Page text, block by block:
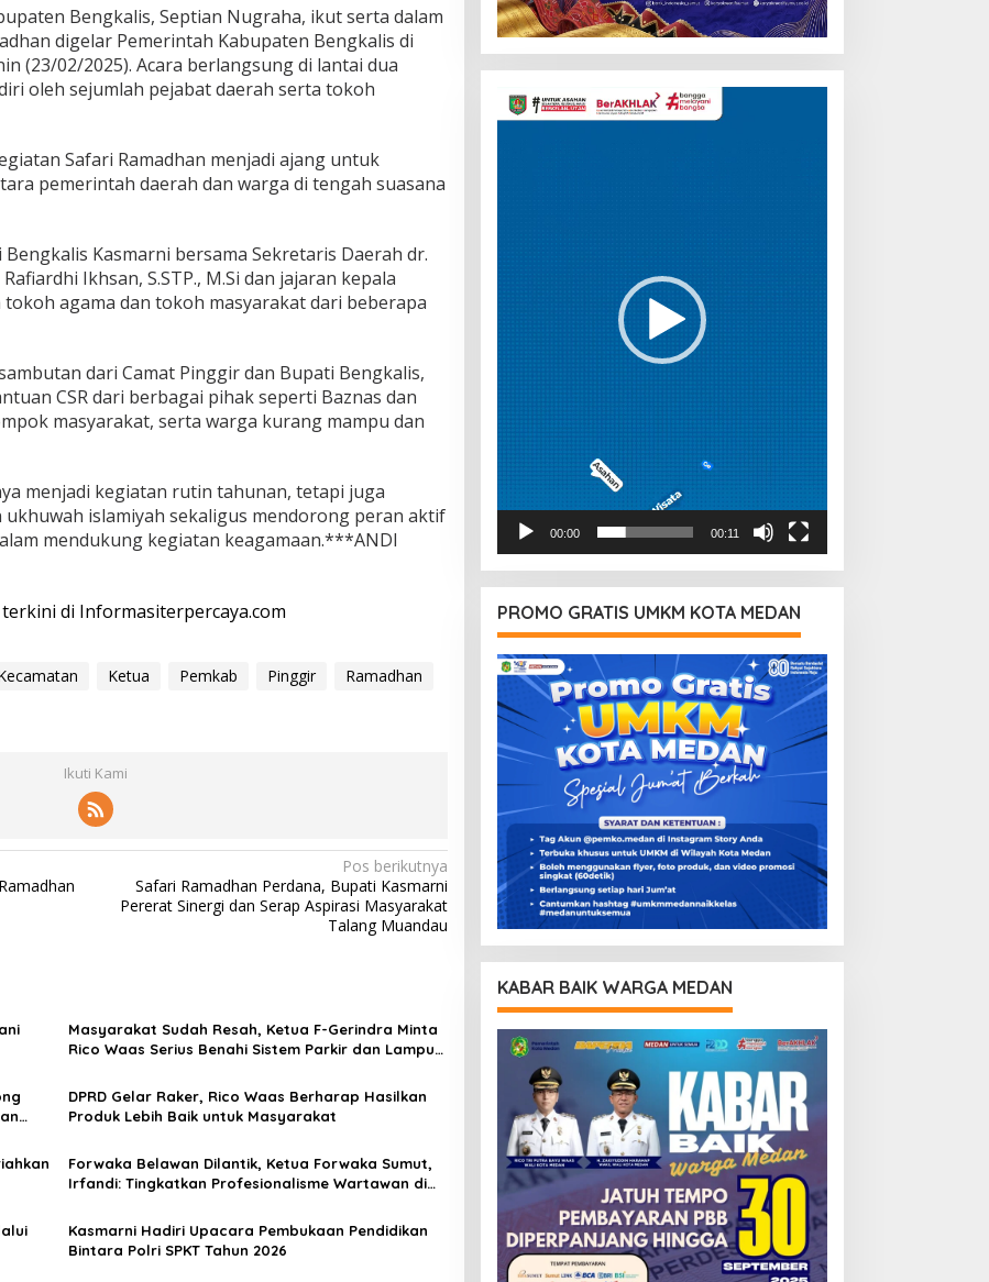
Bengkalis, Septian Nugraha, ikut serta dalam
digelar Pemerintah Kabupaten Bengkalis di
(23/02/2025). Acara berlangsung di lantai dua
oleh sejumlah pejabat daerah serta tokoh
Safari Ramadhan menjadi ajang untuk
pemerintah daerah dan warga di tengah suasana
Kasmarni bersama Sekretaris Daerah dr.
Ikhsan, S.STP., M.Si dan jajaran kepala
agama dan tokoh masyarakat dari beberapa
dari Camat Pinggir dan Bupati Bengkalis,
CSR dari berbagai pihak seperti Baznas dan
masyarakat, serta warga kurang mampu dan
menjadi kegiatan rutin tahunan, tetapi juga
islamiyah sekaligus mendorong peran aktif
mendukung kegiatan keagamaan.***ANDI
di Informasiterpercaya.com
Ketua Pemkab Pinggir
Ramadhan
Ikuti Kami
Pos berikutnya
Safari Ramadhan Perdana, Bupati Kasmarni
Pererat Sinergi dan Serap Aspirasi Masyarakat
Talang Muandau
Masyarakat Sudah Resah, Ketua F-Gerindra Minta
Rico Waas Serius Benahi Sistem Parkir dan Lampu
DPRD Gelar Raker, Rico Waas Berharap Hasilkan
Produk Lebih Baik untuk Masyarakat
Forwaka Belawan Dilantik, Ketua Forwaka Sumut,
Irfandi: Tingkatkan Profesionalisme Wartawan di
Kasmarni Hadiri Upacara Pembukaan Pendidikan
Bintara Polri SPKT Tahun 2026
Pemutar
Video
00:00 00:11
PROMO GRATIS UMKM KOTA MEDAN
KABAR BAIK WARGA MEDAN